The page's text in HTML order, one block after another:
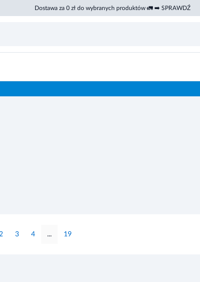
Dostawa za 0 zł do wybranych produktów 🚛 ➡️ SPRAWDŹ
3 4 ... 19